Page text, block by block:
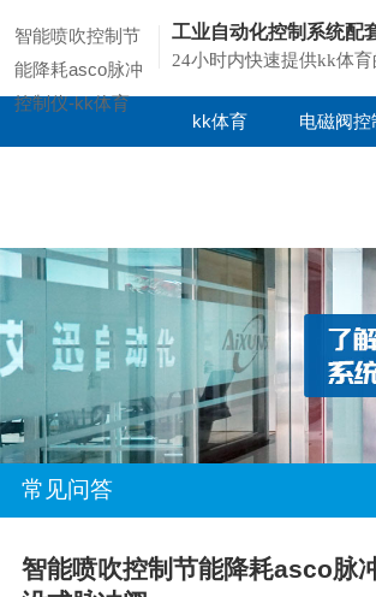
智能喷吹控制节
能降耗asco脉冲
控制仪-kk体育
工业自动化控制系统配
24小时内快速提供kk体
kk体育 电磁阀控
常见问答
智能喷吹控制节能降耗asco脉